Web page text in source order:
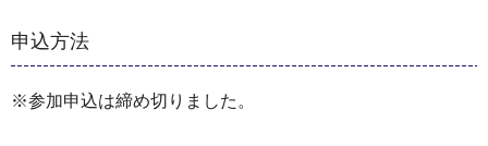
申込方法
※参加申込は締め切りました。